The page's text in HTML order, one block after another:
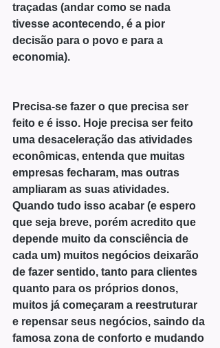
traçadas (andar como se nada
tivesse acontecendo, é a pior
decisão para o povo e para a
economia).
Precisa-se fazer o que precisa ser
feito e é isso. Hoje precisa ser feito
uma desaceleração das atividades
econômicas, entenda que muitas
empresas fecharam, mas outras
ampliaram as suas atividades.
Quando tudo isso acabar (e espero
que seja breve, porém acredito que
depende muito da consciência de
cada um) muitos negócios deixarão
de fazer sentido, tanto para clientes
quanto para os próprios donos,
muitos já começaram a reestruturar
e repensar seus negócios, saindo da
famosa zona de conforto e mudando